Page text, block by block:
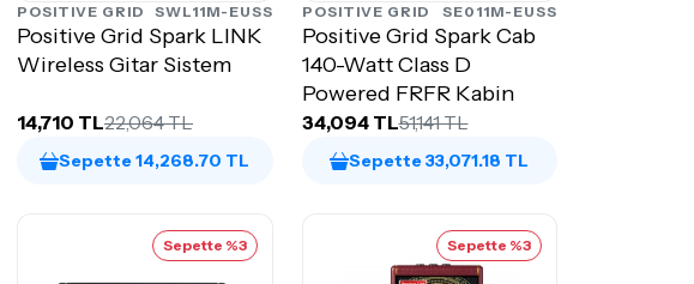
POSITIVE GRID SWL11M-EUSS
Positive Grid Spark LINK
Wireless Gitar Sistem
14,710 TL22,064 TL
Sepette 14,268.70 TL
POSITIVE GRID SE011M-EUSS
Positive Grid Spark Cab
140-Watt Class D
Powered FRFR Kabin
34,094 TL51,141 TL
Sepette 33,071.18 TL
Sepette %3 Sepette %3